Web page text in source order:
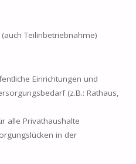
Teilinbetriebnahme)
Einrichtungen und
(z.B.: Rathaus,
alle Privathaushalte
in der